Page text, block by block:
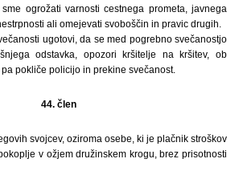
ogrožati varnosti cestnega prometa, javnega
ali omejevati svoboščin in pravic drugih.
ugotovi, da se med pogrebno svečanostjo
odstavka, opozori kršitelje na kršitev, ob
pokliče policijo in prekine svečanost.
44. člen
svojcev, oziroma osebe, ki je plačnik stroškov
v ožjem družinskem krogu, brez prisotnosti